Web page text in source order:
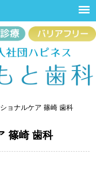
ョナルケア 篠崎 歯科
篠崎 歯科